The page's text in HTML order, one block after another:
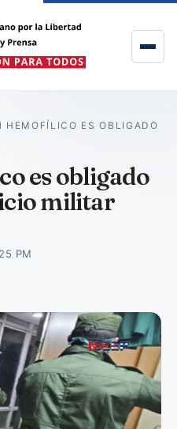
HEMOFÍLICO ES OBLIGADO
es obligado
militar
PM